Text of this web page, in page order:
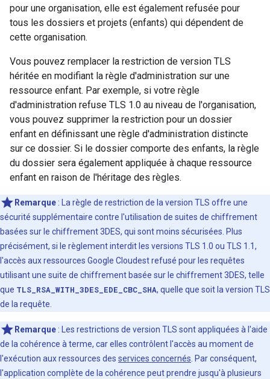
pour une organisation, elle est également refusée pour
tous les dossiers et projets (enfants) qui dépendent de
cette organisation.
Vous pouvez remplacer la restriction de version TLS
héritée en modifiant la règle d'administration sur une
ressource enfant. Par exemple, si votre règle
d'administration refuse TLS 1.0 au niveau de l'organisation,
vous pouvez supprimer la restriction pour un dossier
enfant en définissant une règle d'administration distincte
sur ce dossier. Si le dossier comporte des enfants, la règle
du dossier sera également appliquée à chaque ressource
enfant en raison de l'héritage des règles.
Remarque : La règle de restriction de la version TLS offre une
sécurité supplémentaire contre l'utilisation de suites de chiffrement
basées sur le chiffrement 3DES, qui sont moins sécurisées. Plus
précisément, si le règlement interdit les versions TLS 1.0 ou TLS 1.1,
l'accès aux ressources Google Cloudest refusé pour les requêtes
utilisant une suite de chiffrement basée sur le chiffrement 3DES, telle
que TLS_RSA_WITH_3DES_EDE_CBC_SHA, quelle que soit la version TLS
de la requête.
Remarque : Les restrictions de version TLS sont appliquées à l'aide
de la cohérence à terme, car elles contrôlent l'accès au moment de
l'exécution aux ressources des services concernés . Par conséquent,
l'application complète de la cohérence peut prendre jusqu'à plusieurs